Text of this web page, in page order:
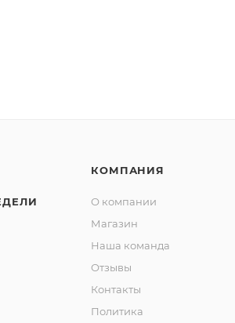
КОМПАНИЯ
О компании
Магазин
Наша команда
Отзывы
Контакты
Политика